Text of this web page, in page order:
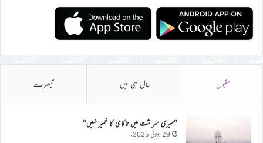
مقبول حال ہی میں تبصرے
’’میری سر شت میں ناکامی کا خمیر نہیں‘‘
29 جولائی 2025ء